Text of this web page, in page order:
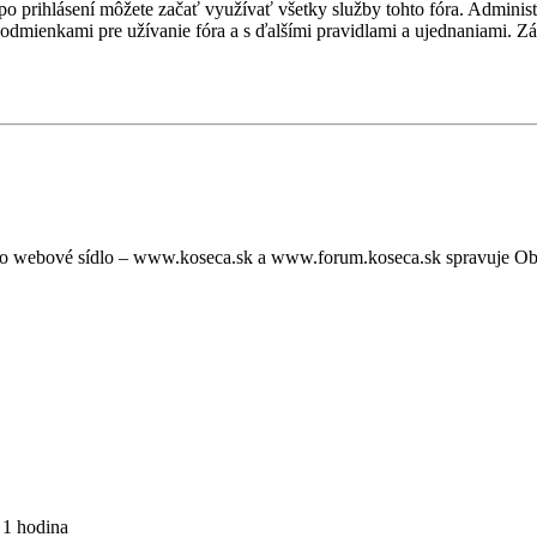
prihlásení môžete začať využívať všetky služby tohto fóra.
pre užívanie fóra a s ďalšími pravidlami a ujednaniami.
webové sídlo – www.koseca.sk a www.forum.koseca.sk spravuje
hodina